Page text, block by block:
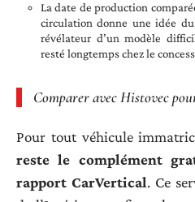
La date de production
circulation donne une idée
révélateur d’un modèle
resté longtemps chez le
Comparer avec Histovec
Pour tout véhicule
reste le complément
rapport CarVertical. Ce